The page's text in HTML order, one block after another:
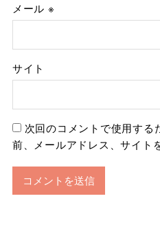
メール ※
サイト
次回のコメントで使用する
前、メールアドレス、サイト